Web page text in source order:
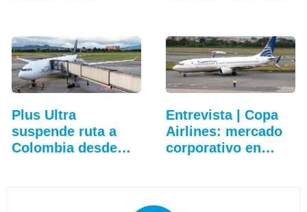
Plus Ultra
suspende ruta a
Colombia desde
Entrevista | Copa
Airlines: mercado
corporativo en…